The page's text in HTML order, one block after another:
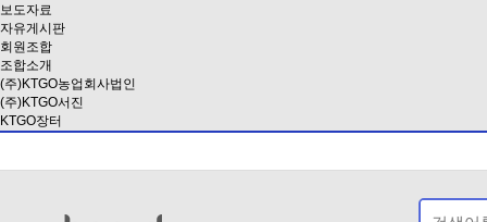
보도자료
자유게시판
회원조합
조합소개
(주)KTGO농업회사법인
(주)KTGO서진
KTGO장터